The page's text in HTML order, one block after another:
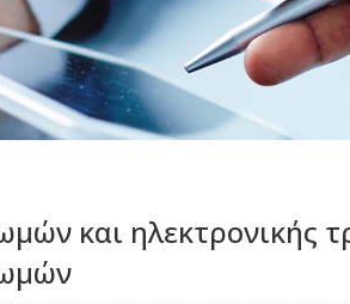
και ηλεκτρονικής